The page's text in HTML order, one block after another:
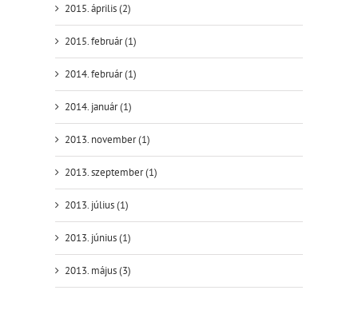
2015. április (2)
2015. február (1)
2014. február (1)
2014. január (1)
2013. november (1)
2013. szeptember (1)
2013. július (1)
2013. június (1)
2013. május (3)